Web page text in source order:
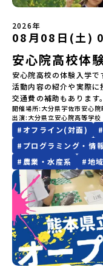
メールにてご連絡いた
ご質問についてはこち
ログラム主催：一般財団
「意志ある若者にあふれ
ビジョンを掲げ、2017
す。日本全国約200の高
越えて生徒一人ひとり
過ごすことができるシ
教育事業や地域活性モ
団法人地域・教育魅力
者：岩本 悠所在地：〒
みらいBASE2階 その
お問い合わせ先担当
ためし地域留学体験」
中！ぜひご登録くださ
い。・抽選による参加者
ら抽選の上、締め切り日
ただいたメールアドレ
ます。当選者は、メール
以内に回答いただき、確
ていただきます。当選確
い場合は、当選を取り消
あった場合は、繰り上げ
メールアドレスの変更を
LINEよりご連絡をお願
知メールをお受け取りい
「@miratabi.jp」から
します。※結果に関する
ので、ご了承ください
限りです。PC・スマー
変更はできません。お
注意ください。・宿泊
いただく予定です。・
レルギー対応希望には
要な場合は必ず事前に
なくなった場合につい
水工業高校」の内容を
たうえで、「出水市では
の？」という疑問にお答
な文化や、2泊3日のプ
日 時： 6月9日日(水
ろ？プログラム詳細解
mirai.jp/events/091247
けど大丈夫？」「どん
や、中学生のみなさん
す。チャットでの質問も
してご参加ください。▼
規約への同意プログラ
込みに関する各規約」
い。・抽選による参加
ら抽選の上、締め切り
ただいたメールアドレ
ます。当選者は、メー
内に回答いただき、確
いただきます。当選確
場合は、当選を取り消
った場合は、繰り上げ
ールアドレスの変更を
った探究教育」と「自
自身が「探究プロジェク
す。机の上で勉強するだ
ークを楽しむことができ
躍する高校生と一緒に交
を楽しみ、高校での活
会！この地域でしか味
🎵体験のおすすめポイ
（PM）「オリエンテー
平市の自然を知る -地球
ンで夕食」「1日目の振
（AM）「平舘（たい
よう「郷土料理・BBQ
（PM）「“八幡平市”体感ワークショ
り -学校周辺散策「ペンションで夕食」「2日目の振り返り」 -みん
なで振り返り対話＜3日
り返りワークショッ
返り「お土産・昼食」
てプログラムを変更す
岩手県八幡平市【実施
確定した方には7月9日
ンラインセッション」
い！」そんな中学生の
験」は、日本全国約200
を送る「地域みらい留学
めてのひとり旅でも安心
いたします。今回のフィ
う）」北海道の東に位置
4,600人の町。東の水平
しりとう）、西には世
れとこはんとう）、鶴や
（のつけはんとう）をな
広がる牛の酪農（らくの
物が豊かな町です！標
有名。江戸時代には将
産」に登録されていま
とともに人々の豊かな
ら、人々の間で大切に
山・海・川がもたらす
も息づく「命の循環」
の伝統産業や、雄大な
の営みの一部として共
は、地域と連携して「
すすめの一つです。生
2026年
08月08日(土)
安心院高校体
安心院高校の体験入学で
活動内容の紹介や実際
交通費の補助もありま
い！！
開催場所 大分県宇佐市安心
出演 大分県立安心院高等学校
#オフライン(対面)
# プログラミング・情
# 農業・水産系 #地